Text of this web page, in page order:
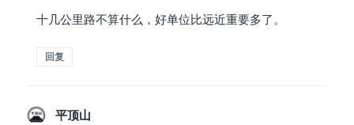
十几公里路不算什么，好单位比远近重要多了。
回复
平顶山